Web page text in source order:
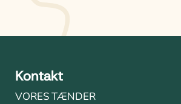
Kontakt
VORES TÆNDER